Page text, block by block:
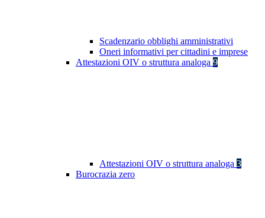
Scadenzario obblighi amministrativi
Oneri informativi per cittadini e imprese
Attestazioni OIV o struttura analoga 9
Attestazioni OIV o struttura analoga 3
Burocrazia zero